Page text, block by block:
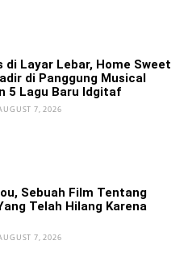
di Layar Lebar, Home Sweet
di Panggung Musical
5 Lagu Baru Idgitaf
7, 2026
Sebuah Film Tentang
Telah Hilang Karena
7, 2026